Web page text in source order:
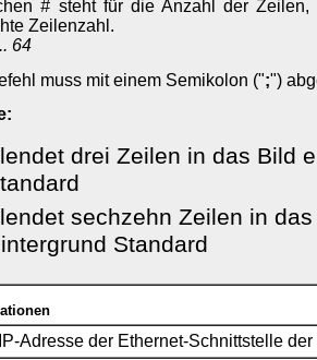
# steht für die Anzahl der
Zeilenzahl.
64
muss mit einem Semikolon (";")
drei Zeilen in das Bild
sechzehn Zeilen in
Standard
Adresse der Ethernet-Schnittstelle der